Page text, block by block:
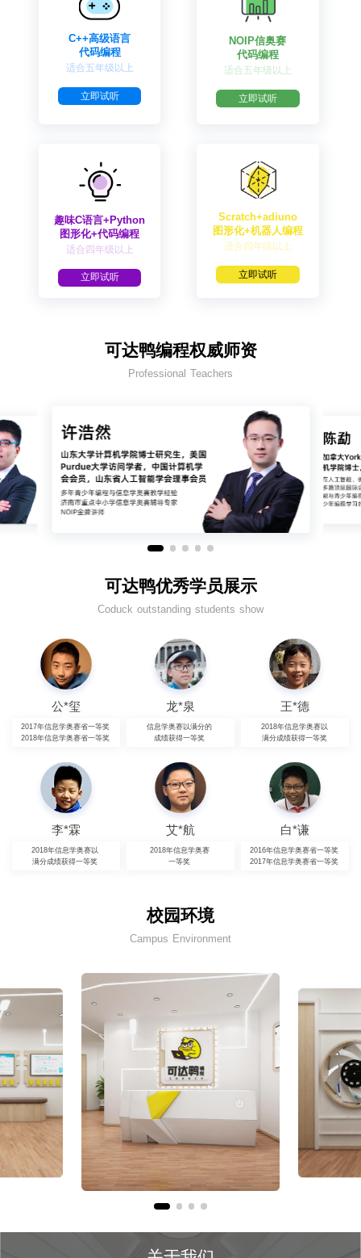
C++高级语言
代码编程
适合五年级以上
立即试听
NOIP信奥赛
代码编程
适合五年级以上
立即试听
趣味C语言+Python
图形化+代码编程
适合四年级以上
立即试听
Scratch+adiuno
图形化+机器人编程
适合四年级以上
立即试听
可达鸭编程权威师资
Professional Teachers
可达鸭优秀学员展示
Coduck outstanding students show
公*玺
2017年信息学奥赛省一等奖
2018年信息学奥赛省一等奖
龙*泉
信息学奥赛以满分的
成绩获得一等奖
王*德
2018年信息学奥赛以
满分成绩获得一等奖
李*霖
2018年信息学奥赛以
满分成绩获得一等奖
艾*航
2018年信息学奥赛
一等奖
白*谦
2016年信息学奥赛省一等奖
2017年信息学奥赛省一等奖
校园环境
Campus Environment